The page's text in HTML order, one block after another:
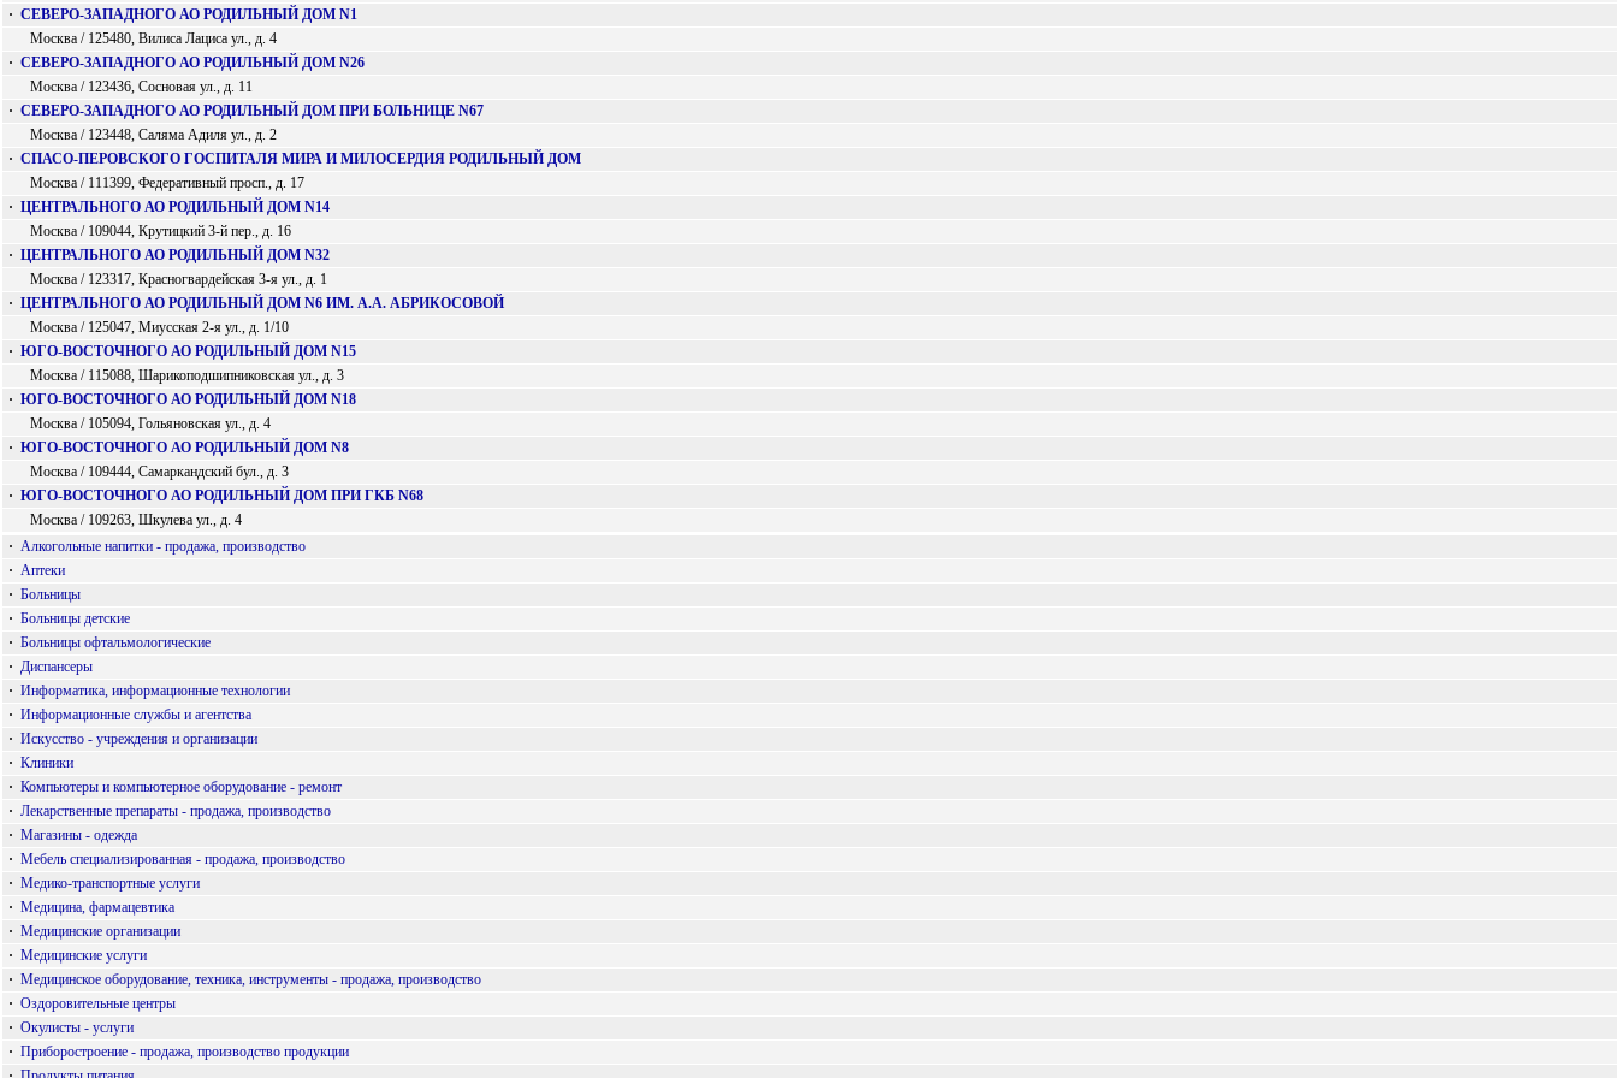
· СЕВЕРО-ЗАПАДНОГО АО РОДИЛЬНЫЙ ДОМ N1
Москва / 125480, Вилиса Лациса ул., д. 4
· СЕВЕРО-ЗАПАДНОГО АО РОДИЛЬНЫЙ ДОМ N26
Москва / 123436, Сосновая ул., д. 11
· СЕВЕРО-ЗАПАДНОГО АО РОДИЛЬНЫЙ ДОМ ПРИ БОЛЬНИЦЕ N67
Москва / 123448, Саляма Адиля ул., д. 2
· СПАСО-ПЕРОВСКОГО ГОСПИТАЛЯ МИРА И МИЛОСЕРДИЯ РОДИЛЬНЫЙ ДОМ
Москва / 111399, Федеративный просп., д. 17
· ЦЕНТРАЛЬНОГО АО РОДИЛЬНЫЙ ДОМ N14
Москва / 109044, Крутицкий 3-й пер., д. 16
· ЦЕНТРАЛЬНОГО АО РОДИЛЬНЫЙ ДОМ N32
Москва / 123317, Красногвардейская 3-я ул., д. 1
· ЦЕНТРАЛЬНОГО АО РОДИЛЬНЫЙ ДОМ N6 ИМ. А.А. АБРИКОСОВОЙ
Москва / 125047, Миусская 2-я ул., д. 1/10
· ЮГО-ВОСТОЧНОГО АО РОДИЛЬНЫЙ ДОМ N15
Москва / 115088, Шарикоподшипниковская ул., д. 3
· ЮГО-ВОСТОЧНОГО АО РОДИЛЬНЫЙ ДОМ N18
Москва / 105094, Гольяновская ул., д. 4
· ЮГО-ВОСТОЧНОГО АО РОДИЛЬНЫЙ ДОМ N8
Москва / 109444, Самаркандский бул., д. 3
· ЮГО-ВОСТОЧНОГО АО РОДИЛЬНЫЙ ДОМ ПРИ ГКБ N68
Москва / 109263, Шкулева ул., д. 4
· Алкогольные напитки - продажа, производство
· Аптеки
· Больницы
· Больницы детские
· Больницы офтальмологические
· Диспансеры
· Информатика, информационные технологии
· Информационные службы и агентства
· Искусство - учреждения и организации
· Клиники
· Компьютеры и компьютерное оборудование - ремонт
· Лекарственные препараты - продажа, производство
· Магазины - одежда
· Мебель специализированная - продажа, производство
· Медико-транспортные услуги
· Медицина, фармацевтика
· Медицинские организации
· Медицинские услуги
· Медицинское оборудование, техника, инструменты - продажа, производство
· Оздоровительные центры
· Окулисты - услуги
· Приборостроение - продажа, производство продукции